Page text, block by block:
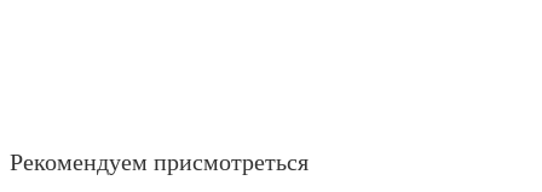
Рекомендуем присмотреться